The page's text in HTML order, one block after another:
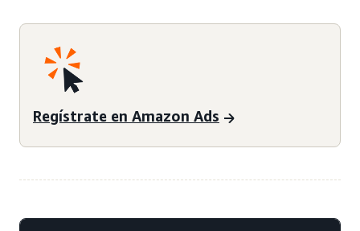
Regístrate en Amazon Ads